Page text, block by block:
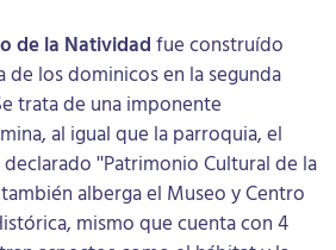
de la Natividad fue construído
los dominicos en la segunda
trata de una imponente
al igual que la parroquia, el
"Patrimonio Cultural de la
alberga el Museo y Centro
mismo que cuenta con 4